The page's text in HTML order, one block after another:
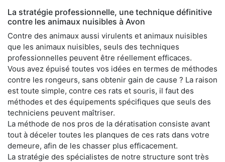
La stratégie professionnelle, une technique définitive
contre les animaux nuisibles à Avon
Contre des animaux aussi virulents et animaux nuisibles
que les animaux nuisibles, seuls des techniques
professionnelles peuvent être réellement efficaces.
Vous avez épuisé toutes vos idées en termes de méthodes
contre les rongeurs, sans obtenir gain de cause ? La raison
est toute simple, contre ces rats et souris, il faut des
méthodes et des équipements spécifiques que seuls des
techniciens peuvent maîtriser.
La méthode de nos pros de la dératisation consiste avant
tout à déceler toutes les planques de ces rats dans votre
demeure, afin de les chasser plus efficacement.
La stratégie des spécialistes de notre structure sont très